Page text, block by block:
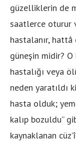
güzelliklerin de
saatlerce oturur
hastalanır,
güneşin midir?
hastalığı veya
neden yaratıldı
hasta olduk;
kalıp bozuldu”
kaynaklanan